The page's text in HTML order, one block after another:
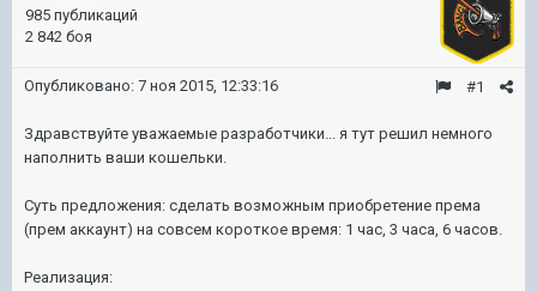
985 публикаций
2 842 боя
#1
Опубликовано: 7 ноя 2015, 12:33:16
Здравствуйте уважаемые разработчики... я тут решил немного
наполнить ваши кошельки.
Суть предложения: сделать возможным приобретение према
(прем аккаунт) на совсем короткое время: 1 час, 3 часа, 6 часов.
Реализация: